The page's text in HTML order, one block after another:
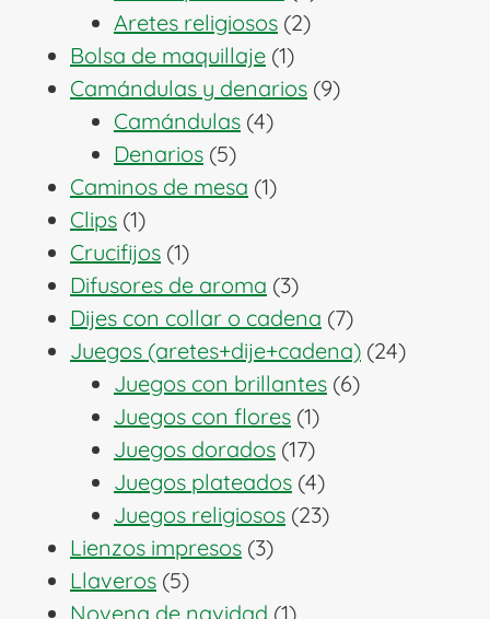
productos
Aretes religiosos 22
Bolsa de maquillaje 11
producto
Camándulas y denarios 99
Camándulas 44
Denarios 55
productos
Caminos de mesa 11
Clips 11
producto
Crucifijos 11
producto
Difusores de aroma 33
productos
Dijes con collar o cadena 77
productos
Juegos (aretes+dije+cadena) 2424
Juegos con brillantes 66
Juegos con flores 11
producto
Juegos dorados 1717
productos
Juegos plateados 44
productos
Juegos religiosos 2323
Lienzos impresos 33
Llaveros 55
productos
Novena de navidad 11